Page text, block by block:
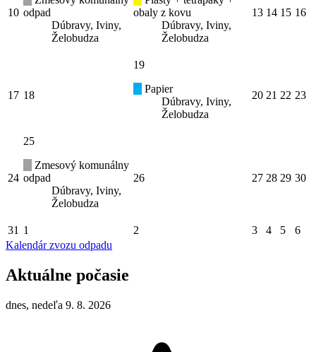
10 odpad
Dúbravy, Iviny,
Želobudza
obaly z kovu
Dúbravy, Iviny,
Želobudza
13 14 15 16
17 18
19
Papier
Dúbravy, Iviny,
Želobudza
20 21 22 23
24
25
Zmesový komunálny
odpad
Dúbravy, Iviny,
Želobudza
26 27 28 29 30
31 1 2 3 4 5
6
Kalendár zvozu odpadu
Aktuálne počasie
dnes, nedeľa 9. 8. 2026